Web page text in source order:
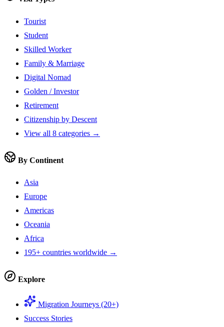
Tourist
Student
Skilled Worker
Family & Marriage
Digital Nomad
Golden / Investor
Retirement
Citizenship by Descent
View all 8 categories →
By Continent
Asia
Europe
Americas
Oceania
Africa
195+ countries worldwide →
Explore
Migration Journeys (20+)
Success Stories